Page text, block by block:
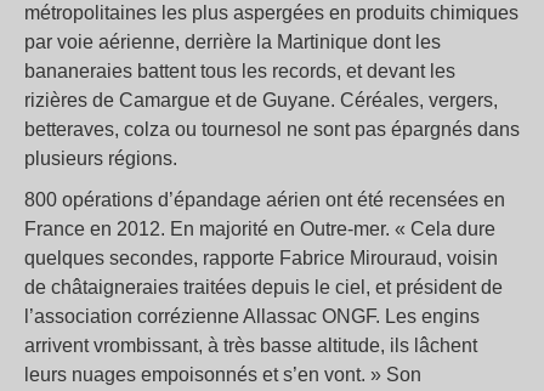
métropolitaines les plus aspergées en produits chimiques
par voie aérienne, derrière la Martinique dont les
bananeraies battent tous les records, et devant les
rizières de Camargue et de Guyane. Céréales, vergers,
betteraves, colza ou tournesol ne sont pas épargnés dans
plusieurs régions.
800 opérations d’épandage aérien ont été recensées en
France en 2012. En majorité en Outre-mer. « Cela dure
quelques secondes, rapporte Fabrice Mirouraud, voisin
de châtaigneraies traitées depuis le ciel, et président de
l’association corrézienne Allassac ONGF. Les engins
arrivent vrombissant, à très basse altitude, ils lâchent
leurs nuages empoisonnés et s’en vont. » Son